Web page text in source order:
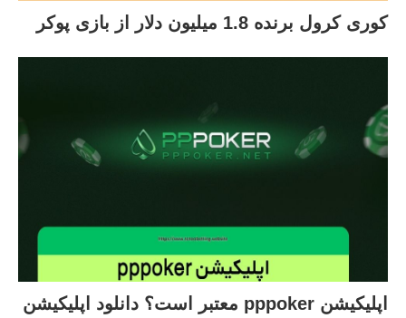
کوری کرول برنده 1.8 میلیون دلار از بازی پوکر
اپلیکیشن pppoker معتبر است؟ دانلود اپلیکیشن